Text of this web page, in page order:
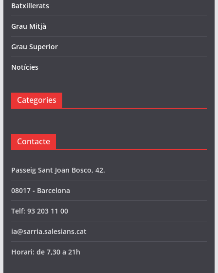
Batxillerats
Grau Mitjà
Grau Superior
Notícies
Categories
Contacte
Passeig Sant Joan Bosco, 42.
08017 - Barcelona
Telf: 93 203 11 00
ia@sarria.salesians.cat
Horari: de 7,30 a 21h